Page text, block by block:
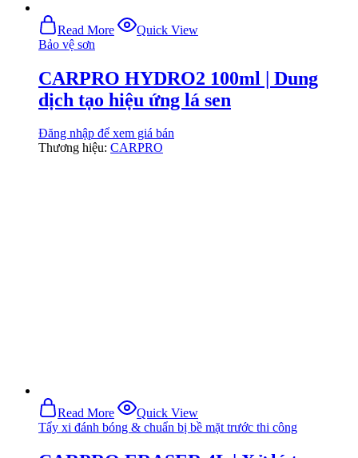
Read More
Quick View
Bảo vệ sơn
CARPRO HYDRO2 100ml | Dung
dịch tạo hiệu ứng lá sen
Đăng nhập để xem giá bán
Thương hiệu: CARPRO
Read More
Quick View
Tẩy xi đánh bóng & chuẩn bị bề mặt trước thi công